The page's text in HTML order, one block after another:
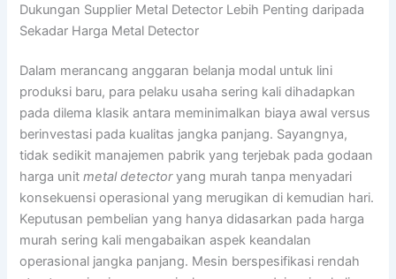
Dukungan Supplier Metal Detector Lebih Penting daripada
Sekadar Harga Metal Detector
Dalam merancang anggaran belanja modal untuk lini
produksi baru, para pelaku usaha sering kali dihadapkan
pada dilema klasik antara meminimalkan biaya awal versus
berinvestasi pada kualitas jangka panjang. Sayangnya,
tidak sedikit manajemen pabrik yang terjebak pada godaan
harga unitmetal detectoryang murah tanpa menyadari
konsekuensi operasional yang merugikan di kemudian hari.
Keputusan pembelian yang hanya didasarkan pada harga
murah sering kali mengabaikan aspek keandalan
operasional jangka panjang. Mesin berspesifikasi rendah